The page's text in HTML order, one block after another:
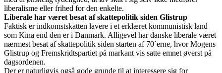
liberalisme eller frihed for den enkelte.
Liberale har været besat af skattepolitik siden Glistrup
Faktisk er indkomstskatten lavere i et erklæret kommunistisk land
som Kina end den er i Danmark. Alligevel har danske liberale været
nærmest besat af skattepolitik siden starten af 70´erne, hvor Mogens
Glistrup og Fremskridtspartiet på markant vis satte emnet øverst på
dagsordenen.
Der er naturligvis også gode grunde til at interessere sig for